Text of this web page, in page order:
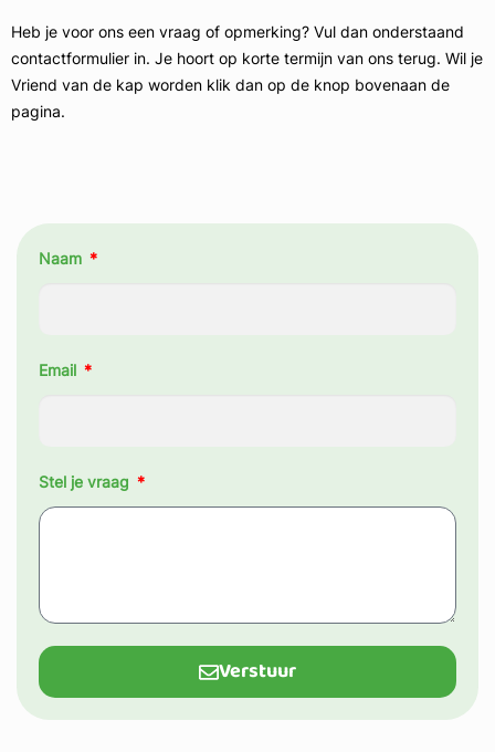
Heb je voor ons een vraag of opmerking? Vul dan onderstaand
contactformulier in. Je hoort op korte termijn van ons terug. Wil je
Vriend van de kap worden klik dan op de knop bovenaan de
pagina.
Naam
Email
Stel je vraag
Verstuur